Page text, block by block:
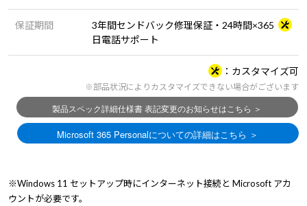
保証期間
3年間センドバック修理保証・24時間×365
日電話サポート
カスタマイズ可
※部品状況によりカスタマイズできない場合がございます
※Windows 11 セットアップ時にインターネット接続と Microsoft アカ
ウントが必要です。